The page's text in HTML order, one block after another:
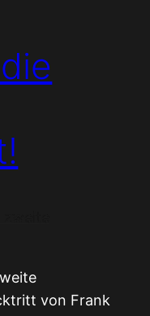
von Frank